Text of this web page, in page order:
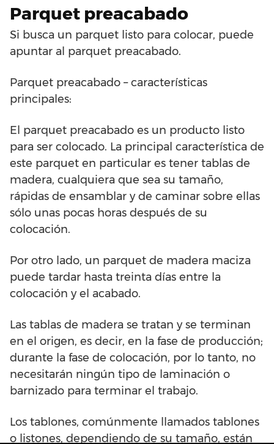
Parquet preacabado
Si busca un parquet listo para colocar, puede
apuntar al parquet preacabado.
Parquet preacabado – características
principales:
El parquet preacabado es un producto listo
para ser colocado. La principal característica de
este parquet en particular es tener tablas de
madera, cualquiera que sea su tamaño,
rápidas de ensamblar y de caminar sobre ellas
sólo unas pocas horas después de su
colocación.
Por otro lado, un parquet de madera maciza
puede tardar hasta treinta días entre la
colocación y el acabado.
Las tablas de madera se tratan y se terminan
en el origen, es decir, en la fase de producción;
durante la fase de colocación, por lo tanto, no
necesitarán ningún tipo de laminación o
barnizado para terminar el trabajo.
Los tablones, comúnmente llamados tablones
o listones, dependiendo de su tamaño, están